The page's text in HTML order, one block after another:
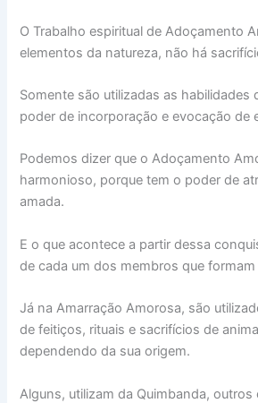
O Trabalho espiritual de Adoçamento
elementos da natureza, não há
Somente são utilizadas as habilidades
poder de incorporação e evocação de
Podemos dizer que o Adoçamento
harmonioso, porque tem o poder de
amada.
E o que acontece a partir dessa
de cada um dos membros que formam
Já na Amarração Amorosa, são
de feitiços, rituais e sacrifícios de
dependendo da sua origem.
Alguns, utilizam da Quimbanda,